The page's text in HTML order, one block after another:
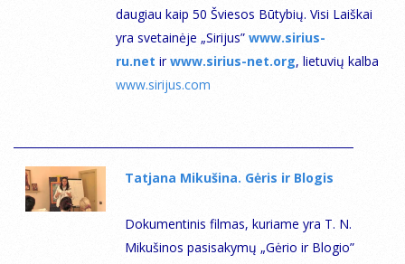
daugiau kaip 50 Šviesos Būtybių. Visi Laiškai
yra svetainėje „Sirijus” www.sirius-
ru.net irwww.sirius-net.org, lietuvių kalba
www.sirijus.com
Тatjana Mikušina. Gėris ir Blogis
Dokumentinis filmas, kuriame yra T. N.
Mikušinos pasisakymų „Gėrio ir Blogio”